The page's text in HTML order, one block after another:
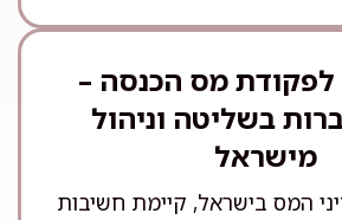
9א לפקודת מס הכנסה –
בשליטה וניהול
מישראל
המס בישראל, קיימת חשיבות